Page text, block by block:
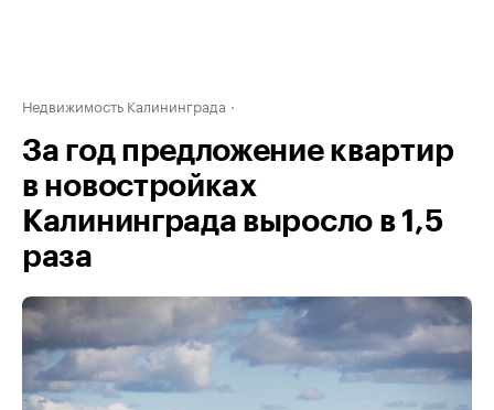
Недвижимость Калининграда
За год предложение квартир
в новостройках
Калининграда выросло в 1,5
раза